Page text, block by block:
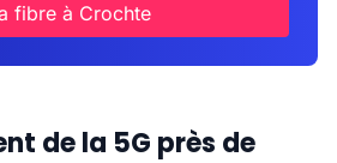
fibre à Crochte
de la 5G près de